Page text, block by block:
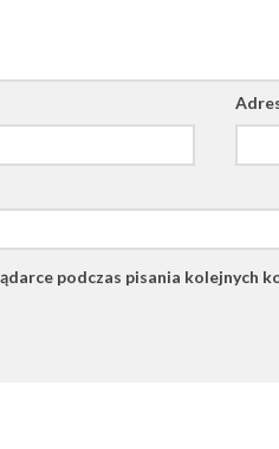
podczas pisania kolejnych